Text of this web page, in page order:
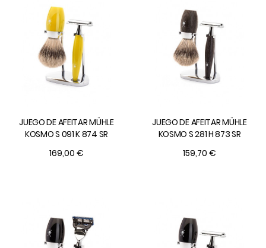
JUEGO DE AFEITAR MÜHLE
KOSMO S 091 K 874 SR
169,00 €
JUEGO DE AFEITAR MÜHLE
KOSMO S 281 H 873 SR
159,70 €